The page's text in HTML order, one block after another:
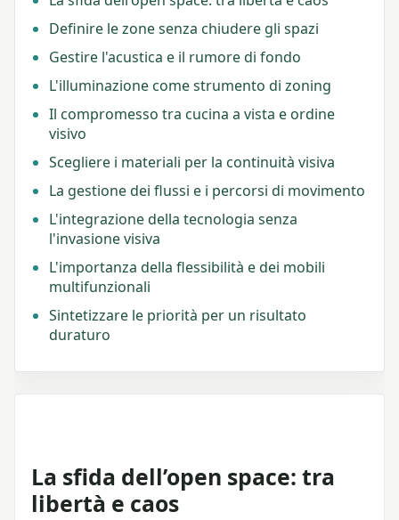
Definire le zone senza chiudere gli spazi
Gestire l'acustica e il rumore di fondo
L'illuminazione come strumento di zoning
Il compromesso tra cucina a vista e ordine
visivo
Scegliere i materiali per la continuità visiva
La gestione dei flussi e i percorsi di movimento
L'integrazione della tecnologia senza
l'invasione visiva
L'importanza della flessibilità e dei mobili
multifunzionali
Sintetizzare le priorità per un risultato
duraturo
La sfida dell’open space: tra
libertà e caos